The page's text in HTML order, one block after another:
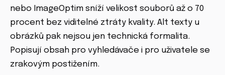
nebo ImageOptim sníží velikost souborů až o 70
procent bez viditelné ztráty kvality. Alt texty u
obrázků pak nejsou jen technická formalita.
Popisují obsah pro vyhledávače i pro uživatele se
zrakovým postižením.